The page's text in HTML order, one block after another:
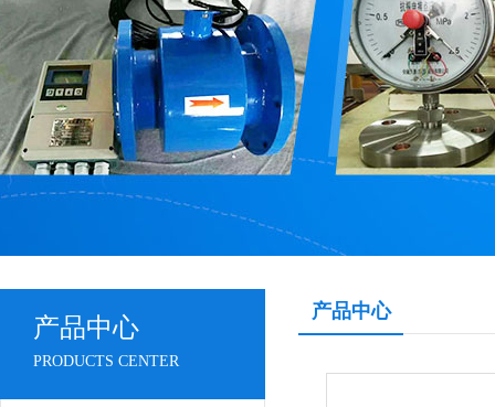
产品中心
PRODUCTS CENTER
产品中心